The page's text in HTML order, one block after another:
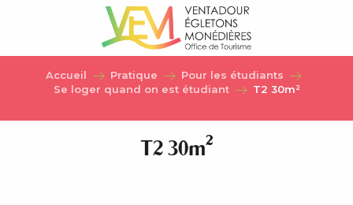
Accueil Pratique
Pour les étudiants
Se loger quand on est étudiant
T2 30m²
T2 30m²